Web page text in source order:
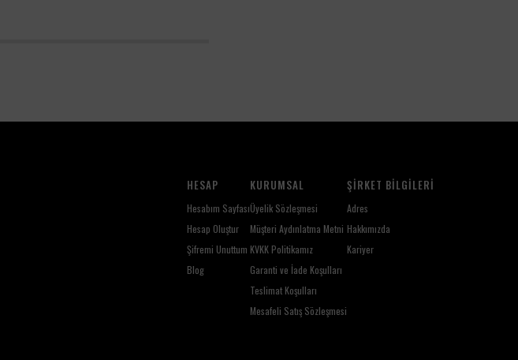
HESAP
Hesabım Sayfası
Hesap Oluştur
Şifremi Unuttum
Blog
KURUMSAL
Üyelik Sözleşmesi
Müşteri Aydınlatma Metni
KVKK Politikamız
Garanti ve İade Koşulları
Teslimat Koşulları
Mesafeli Satış Sözleşmesi
ŞIRKET BILGILERI
Adres
Hakkımızda
Kariyer